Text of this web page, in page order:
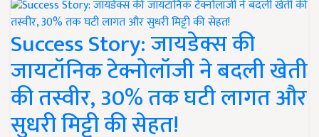
Success Story: जायडेक्स की
जायटॉनिक टेक्नोलॉजी ने बदली खेती
की तस्वीर, 30% तक घटी लागत और
सुधरी मिट्टी की सेहत!